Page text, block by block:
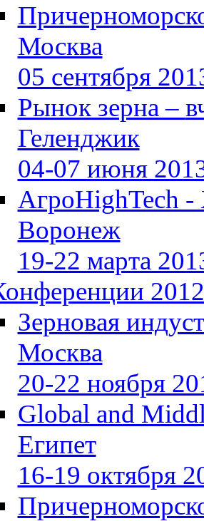
Москва
05 сентября
Рынок зерна –
Геленджик
04-07 июня
АгроHighTech
Воронеж
19-22 марта
2012
Зерновая
Москва
20-22 ноября
Global and
Египет
16-19 октября